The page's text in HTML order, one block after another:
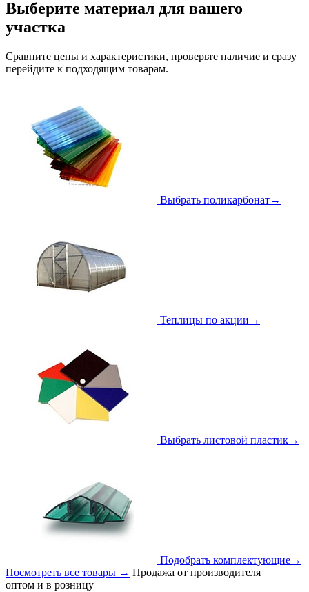
Выберите материал для вашего
участка
Сравните цены и характеристики, проверьте наличие и сразу
перейдите к подходящим товарам.
Выбрать поликарбонат→
Теплицы по акции →
Выбрать листовой пластик→
Подобрать комплектующие→
Посмотреть все товары → Продажа от производителя
оптом и в розницу